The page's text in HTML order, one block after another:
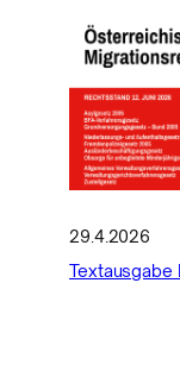
29.4.2026
Textausgabe